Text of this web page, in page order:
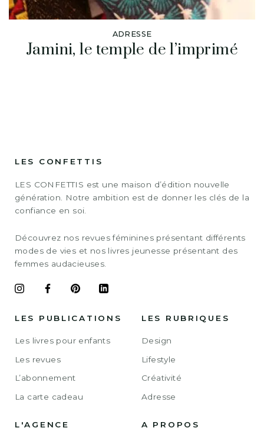
ADRESSE
Jamini, le temple de l’imprimé
LES CONFETTIS
LES CONFETTIS est une maison d’édition nouvelle
génération. Notre ambition est de donner les clés de la
confiance en soi.
Découvrez nos revues féminines présentant différents
modes de vies et nos livres jeunesse présentant des
femmes audacieuses.
LES PUBLICATIONS
Les livres pour enfants
Les revues
L’abonnement
La carte cadeau
LES RUBRIQUES
Design
Lifestyle
Créativité
Adresse
L'AGENCE A PROPOS